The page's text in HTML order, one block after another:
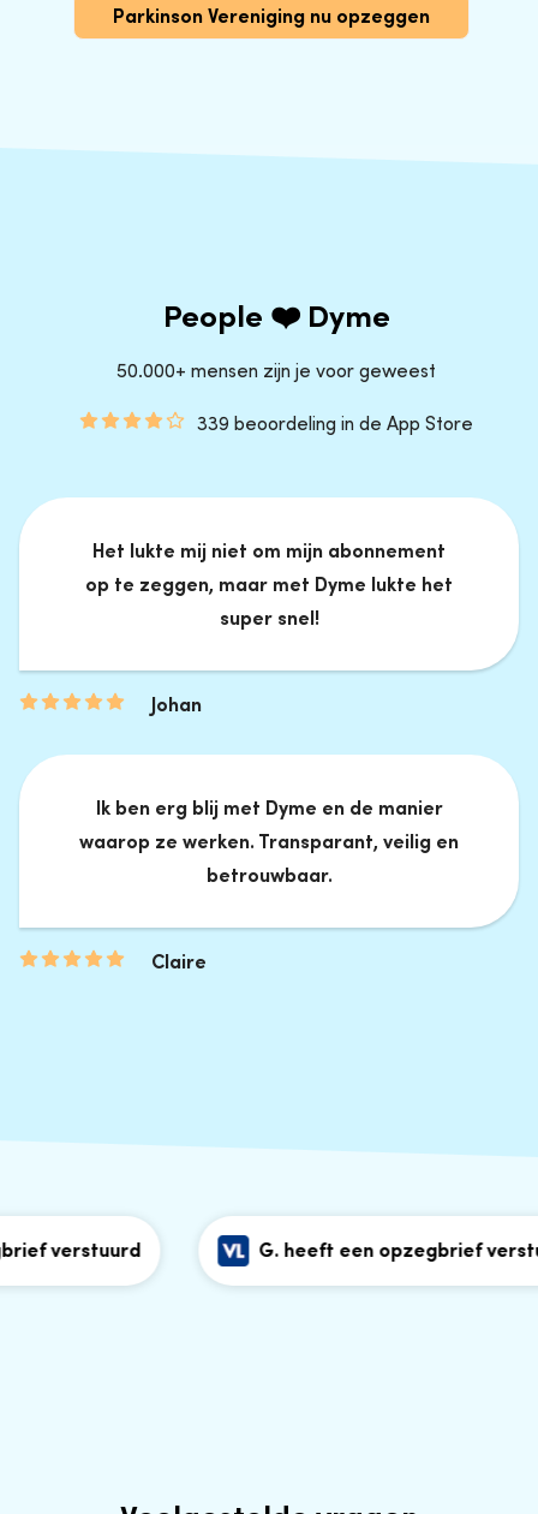
Parkinson Vereniging nu opzeggen
People ❤️ Dyme
50.000+ mensen zijn je voor geweest
339 beoordeling in de App Store
Het lukte mij niet om mijn abonnement
op te zeggen, maar met Dyme lukte het
super snel!
Johan
Ik ben erg blij met Dyme en de manier
waarop ze werken. Transparant, veilig en
betrouwbaar.
Claire
verstuurd G. heeft een opzegbrief